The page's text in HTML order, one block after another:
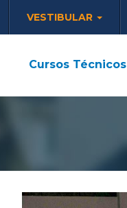
VESTIBULAR
Cursos Técnicos